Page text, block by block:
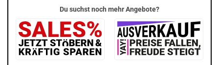
Du suchst noch mehr Angebote?